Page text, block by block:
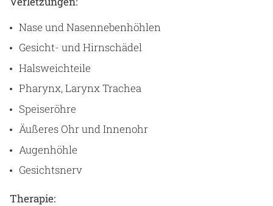
Nase und Nasennebenhöhlen
Gesicht- und Hirnschädel
Halsweichteile
Pharynx, Larynx Trachea
Speiseröhre
Äußeres Ohr und Innenohr
Augenhöhle
Gesichtsnerv
Therapie: